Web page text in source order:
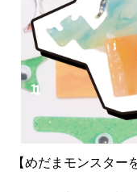
【めだまモンスター